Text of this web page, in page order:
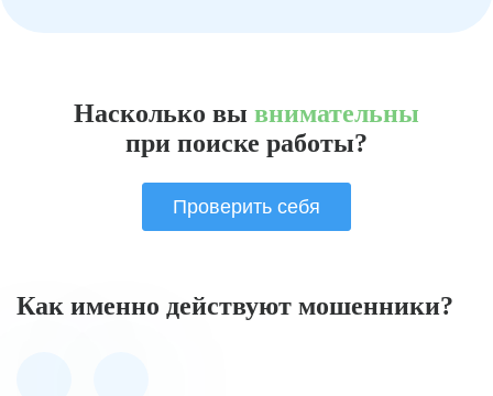
Насколько вы внимательны
при поиске работы?
Проверить себя
Как именно действуют мошенники?